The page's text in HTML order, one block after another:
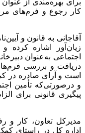
کار رجوع و فرم‌های
آقاجانی به قانون و
زیان‌آور اشاره کرده
اجتماعی به‌عنوان
است و آرای صادره در
و درصورتی‌که تأمین
پیگیری قانونی برای
مدیرکل تعاون، کار و
اداره کل در راستای